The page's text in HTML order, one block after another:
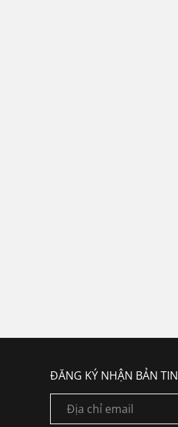
ĐĂNG KÝ NHẬN BẢN TIN
Địa chỉ email